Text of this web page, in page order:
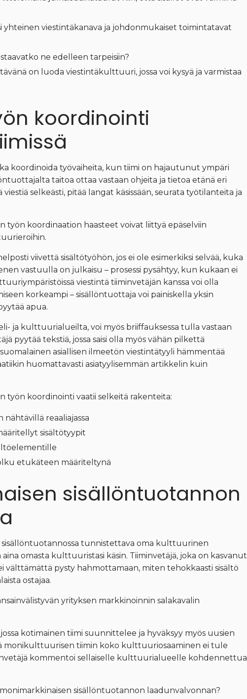
yhteinen viestintäkanava ja johdonmukaiset toimintatavat
ne edelleen tarpeisiin?
on luoda viestintäkulttuuri, jossa voi kysyä ja varmistaa
koordinointi
koordinoida työvaiheita, kun tiimi on hajautunut ympäri
taitoa ottaa vastaan ohjeita ja tietoa etänä eri
selkeästi, pitää langat käsissään, seurata työtilanteita ja
koordinaation haasteet voivat liittyä epäselviin
viivettä sisältötyöhön, jos ei ole esimerkiksi selvää, kuka
vastuulla on julkaisu – prosessi pysähtyy, kun kukaan ei
viestintä tiiminvetäjän kanssa voi olla
korkeampi – sisällöntuottaja voi painiskella yksin
apua.
ja kulttuurialueilta, voi myös briiffauksessa tulla vastaan
pyytää tekstiä, jossa saisi olla myös vähän pilkettä
asiallisen ilmeetön viestintätyyli hämmentää
huomattavasti asiatyylisemmän artikkelin kuin
koordinointi vaatii selkeitä rakenteita:
nähtävillä reaaliajassa
sisältötyypit
etukäteen määriteltynä
sisällöntuotannon
tunnistettava oma kulttuurinen
omasta kulttuuristasi käsin. Tiiminvetäjä, joka on kasvanut
välttämättä pysty hahmottamaan, miten tehokkaasti sisältö
ostajaa.
yrityksen markkinoinnin salakavalin
kotimainen tiimi suunnittelee ja hyväksyy myös uusien
monikulttuurisen tiimin koko kulttuuriosaaminen ei tule
kommentoi sellaiselle kulttuurialueelle kohdennettua
sisällöntuotannon laadunvalvonnan?